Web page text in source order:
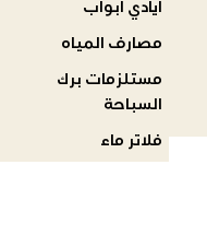
أيادي أبواب
مصارف المياه
مستلزمات برك
السباحة
فلاتر ماء